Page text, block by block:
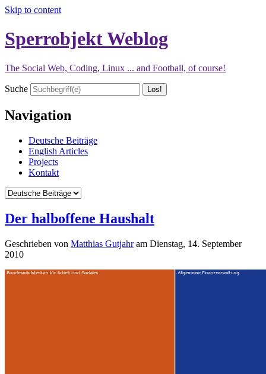
Skip to content
Sperrobjekt Weblog
The Social Web, Coding, Linux ... and Football, of course!
Suche
Navigation
Deutsche Beiträge
English Articles
Projects
Kontakt
Der halboffene Haushalt
Geschrieben von Matthias Gutjahram Dienstag, 14. September
2010